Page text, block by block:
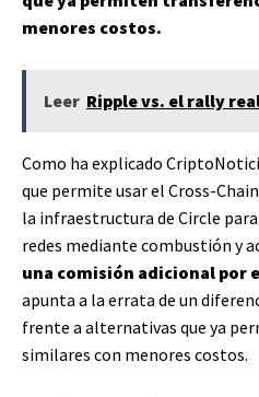
menores costos.
Leer Ripple vs. el rally
Como ha explicado
que permite usar el Cross-
la infraestructura de Circle
redes mediante combustión y
una comisión adicional por
apunta a la errata de un
frente a alternativas que ya
similares con menores costos.